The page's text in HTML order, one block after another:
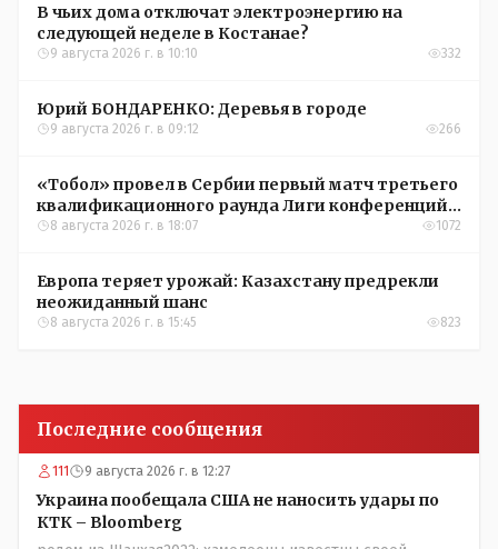
В чьих дома отключат электроэнергию на
следующей неделе в Костанае?
9 августа 2026 г. в 10:10 332
Юрий БОНДАРЕНКО: Деревья в городе
9 августа 2026 г. в 09:12 266
«Тобол» провел в Сербии первый матч третьего
квалификационного раунда Лиги конференций
УЕФА
8 августа 2026 г. в 18:07 1072
Европа теряет урожай: Казахстану предрекли
неожиданный шанс
8 августа 2026 г. в 15:45 823
Последние сообщения
111 9 августа 2026 г. в 12:27
Украина пообещала США не наносить удары по
КТК – Bloomberg